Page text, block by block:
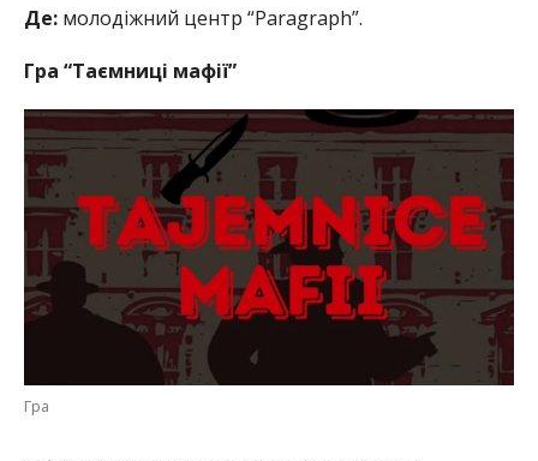
Де:молодіжний центр “Paragraph”.
Гра “Таємниці мафії”
Гра